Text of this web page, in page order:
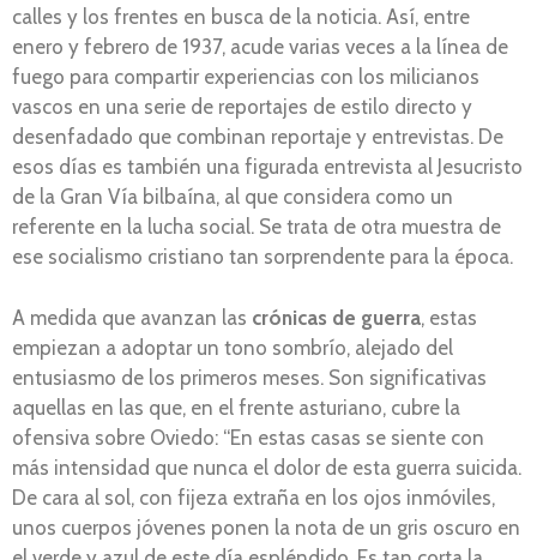
calles y los frentes en busca de la noticia. Así, entre
enero y febrero de 1937, acude varias veces a la línea de
fuego para compartir experiencias con los milicianos
vascos en una serie de reportajes de estilo directo y
desenfadado que combinan reportaje y entrevistas. De
esos días es también una figurada entrevista al Jesucristo
de la Gran Vía bilbaína, al que considera como un
referente en la lucha social. Se trata de otra muestra de
ese socialismo cristiano tan sorprendente para la época.
A medida que avanzan las crónicas de guerra, estas
empiezan a adoptar un tono sombrío, alejado del
entusiasmo de los primeros meses. Son significativas
aquellas en las que, en el frente asturiano, cubre la
ofensiva sobre Oviedo: “En estas casas se siente con
más intensidad que nunca el dolor de esta guerra suicida.
De cara al sol, con fijeza extraña en los ojos inmóviles,
unos cuerpos jóvenes ponen la nota de un gris oscuro en